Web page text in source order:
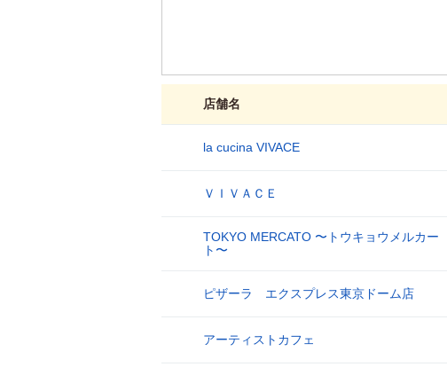
店舗名
la cucina VIVACE
ＶＩＶＡＣＥ
TOKYO MERCATO 〜トウキョウメルカー
ト〜
ピザーラ エクスプレス東京ドーム店
アーティストカフェ